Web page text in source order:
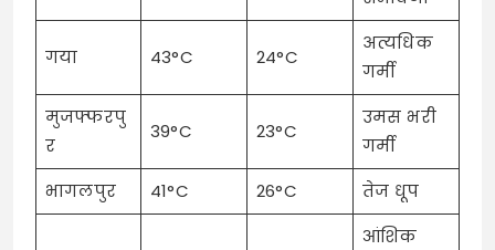
गया 43°C 24°C
अत्यधिक
गर्मी
मुजफ्फरपु
र
39°C 23°C
उमस भरी
गर्मी
भागलपुर
41°C 26°C तेज धूप
आंशिक